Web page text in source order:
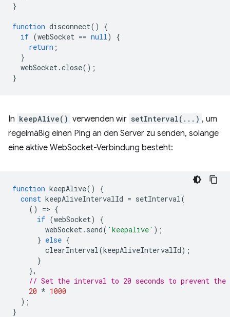
}
function disconnect()
{
if (webSocket == null)
{
return ;
}
webSocket.close();
}
In keepAlive() verwenden wir setInterval(...) , um
regelmäßig einen Ping an den Server zu senden, solange
eine aktive WebSocket-Verbindung besteht:
function keepAlive()
{
const keepAliveIntervalId = setInterval(
()
=> {
if (webSocket)
{
webSocket. send( 'keepalive' );
} else {
clearInterval(keepAliveIntervalId);
}
},
// Set the interval to 20 seconds to prevent the
20 * 1000
);
}